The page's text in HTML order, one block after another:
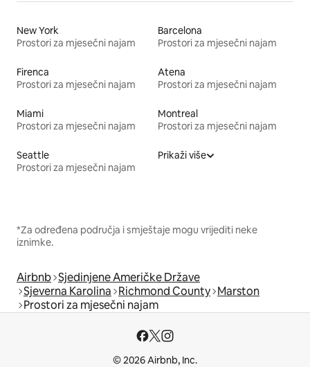
New York
Prostori za mjesečni najam
Barcelona
Prostori za mjesečni najam
Firenca
Prostori za mjesečni najam
Atena
Prostori za mjesečni najam
Miami
Prostori za mjesečni najam
Montreal
Prostori za mjesečni najam
Seattle
Prostori za mjesečni najam
Prikaži više
*Za određena područja i smještaje mogu vrijediti neke
iznimke.
Airbnb Sjedinjene Američke Države
Sjeverna Karolina Richmond County Marston
Prostori za mjesečni najam
© 2026 Airbnb, Inc.